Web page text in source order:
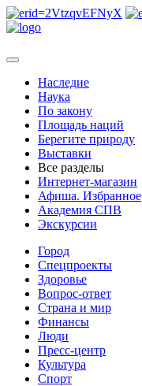
Наследие
Наука
По закону
Площадь наций
Берегите природу
Выставки
Все разделы
Интернет-магазин
Афиша. Избранное
Академия СПВ
Экскурсии
Город
Спецпроекты
Здоровье
Вопрос-ответ
Страна и мир
Финансы
Люди
Пресс-центр
Культура
Спорт